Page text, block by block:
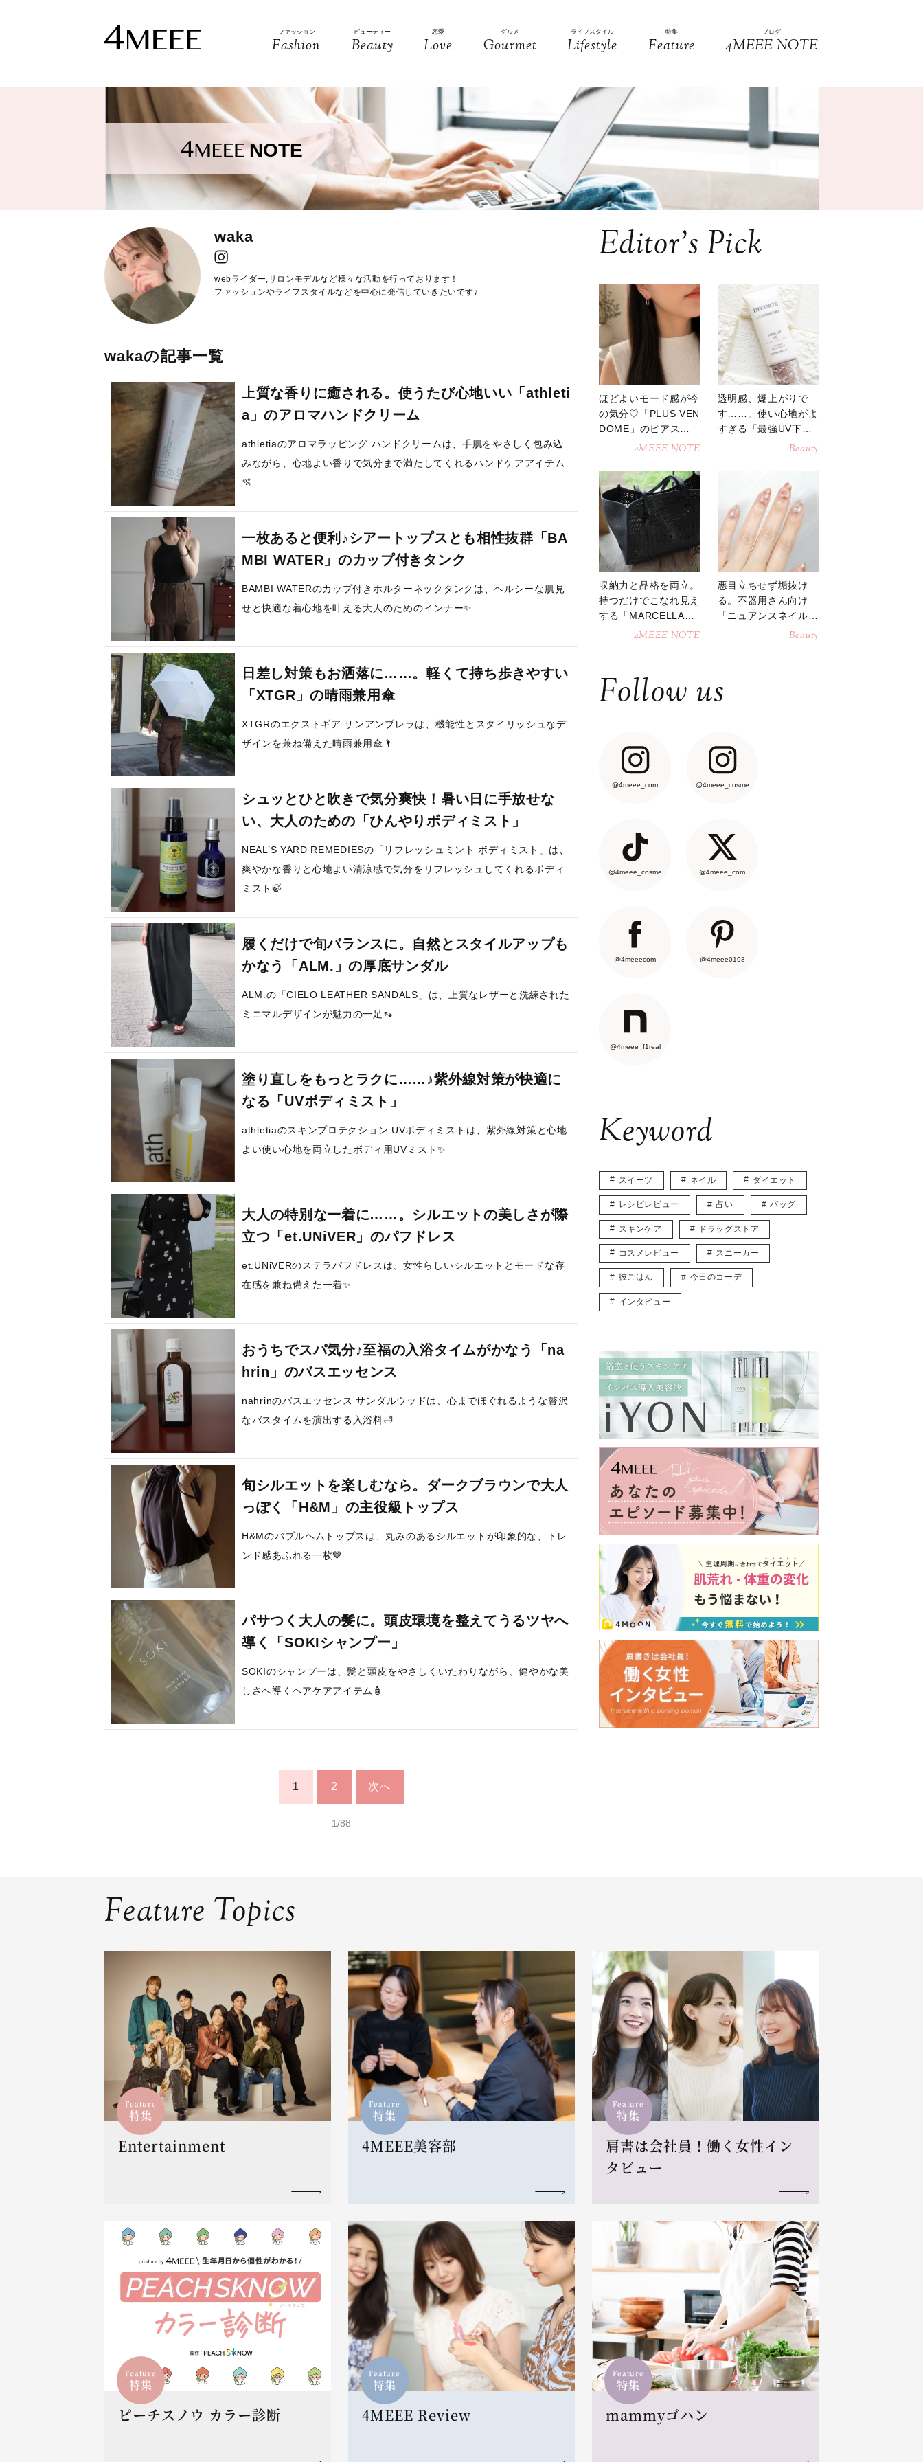
ファッション
Fashion
ビューティー
Beauty
恋愛
Love
グルメ
Gourmet
ライフスタイル
Lifestyle
特集
Feature
ブログ
4MEEE NOTE
NOTE
waka
webライダー,サロンモデルなど様々な活動を行っております！
ファッションやライフスタイルなどを中心に発信していきたいです♪
wakaの記事一覧
上質な香りに癒される。使うたび心地いい「athleti
a」のアロマハンドクリーム
athletiaのアロマラッピング ハンドクリームは、手肌をやさしく包み込
みながら、心地よい香りで気分まで満たしてくれるハンドケアアイテム
🫧
一枚あると便利♪シアートップスとも相性抜群「BA
MBI WATER」のカップ付きタンク
BAMBI WATERのカップ付きホルターネックタンクは、ヘルシーな肌見
せと快適な着心地を叶える大人のためのインナー✨
日差し対策もお洒落に……。軽くて持ち歩きやすい
「XTGR」の晴雨兼用傘
XTGRのエクストギア サンアンブレラは、機能性とスタイリッシュなデ
ザインを兼ね備えた晴雨兼用傘🌂
シュッとひと吹きで気分爽快！暑い日に手放せな
い、大人のための「ひんやりボディミスト」
NEAL’S YARD REMEDIESの「リフレッシュミント ボディミスト」は、
爽やかな香りと心地よい清涼感で気分をリフレッシュしてくれるボディ
ミスト🍃
履くだけで旬バランスに。自然とスタイルアップも
かなう「ALM.」の厚底サンダル
ALM.の「CIELO LEATHER SANDALS」は、上質なレザーと洗練された
ミニマルデザインが魅力の一足👡
塗り直しをもっとラクに……♪紫外線対策が快適に
なる「UVボディミスト」
athletiaのスキンプロテクション UVボディミストは、紫外線対策と心地
よい使い心地を両立したボディ用UVミスト✨
大人の特別な一着に……。シルエットの美しさが際
立つ「et.UNiVER」のパフドレス
et.UNiVERのステラパフドレスは、女性らしいシルエットとモードな存
在感を兼ね備えた一着✨
おうちでスパ気分♪至福の入浴タイムがかなう「na
hrin」のバスエッセンス
nahrinのバスエッセンス サンダルウッドは、心までほぐれるような贅沢
なバスタイムを演出する入浴料🛁
旬シルエットを楽しむなら。ダークブラウンで大人
っぽく「H&M」の主役級トップス
H&Mのバブルヘムトップスは、丸みのあるシルエットが印象的な、トレ
ンド感あふれる一枚🤎
パサつく大人の髪に。頭皮環境を整えてうるツヤへ
導く「SOKIシャンプー」
SOKIのシャンプーは、髪と頭皮をやさしくいたわりながら、健やかな美
しさへ導くヘアケアアイテム🧴
1 2 次へ
1/88
Editor’s Pick
ほどよいモード感が今
の気分♡「PLUS VEN
DOME」のピアスが
4MEEE NOTE
透明感、爆上がりで
す……。使い心地がよ
すぎる「最強UV下
Beauty
収納力と品格を両立。
持つだけでこなれ見え
する「MARCELLAト
ートバッグ」4MEEE NOTE
悪目立ちせず垢抜け
る。不器用さん向け
「ニュアンスネイル」
Beauty
Follow us
@4meee_com @4meee_cosme
@4meee_cosme @4meee_com
@4meeecom @4meee0198
@4meee_f1real
Keyword
スイーツ ネイル ダイエット
レシピレビュー 占い バッグ
スキンケア ドラッグストア
コスメレビュー スニーカー
彼ごはん 今日のコーデ
インタビュー
Feature Topics
Feature
特集
Entertainment
Feature
特集
4MEEE美容部
Feature
特集
肩書は会社員！働く女性イン
タビュー
Feature
特集
ピーチスノウ カラー診断
Feature
特集
4MEEE Review
Feature
特集
mammyゴハン